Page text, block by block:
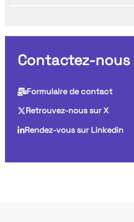
Contactez-nous
Formulaire de contact
Retrouvez-nous sur X
Rendez-vous sur Linkedin